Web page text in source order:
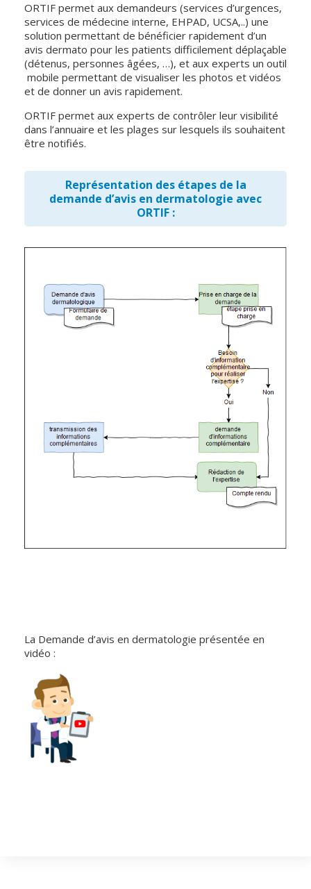
ORTIF permet aux demandeurs (services d’urgences,
services de médecine interne, EHPAD, UCSA,..) une
solution permettant de bénéficier rapidement d’un
avis dermato pour les patients difficilement déplaçable
(détenus, personnes âgées, …), et aux experts un outil
mobile permettant de visualiser les photos et vidéos
et de donner un avis rapidement.
ORTIF permet aux experts de contrôler leur visibilité
dans l’annuaire et les plages sur lesquels ils souhaitent
être notifiés.
Représentation des étapes de la
demande d’avis en dermatologie avec
ORTIF :
La Demande d’avis en dermatologie présentée en
vidéo :